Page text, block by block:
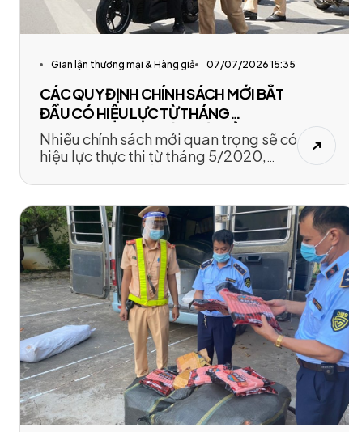
Gian lận thương mại & Hàng giả 07/07/2026 15:35
CÁC QUY ĐỊNH CHÍNH SÁCH MỚI BẮT
ĐẦU CÓ HIỆU LỰC TỪ THÁNG
5/2020,AI CŨNG CẦN BIẾT ĐỂ TRÁNH
VI PHẠM
Nhiều chính sách mới quan trọng sẽ có
hiệu lực thực thi từ tháng 5/2020,
phạm.